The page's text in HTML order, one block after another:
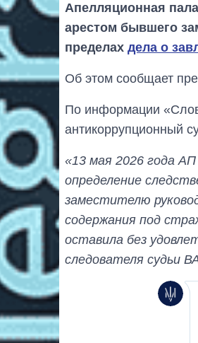
Апелляционная
арестом бывшего
пределах дела о
Об этом сообщает
По информации
антикоррупционный
«13 мая 2026 года
определение
заместителю
содержания под
оставила без
следователя судьи